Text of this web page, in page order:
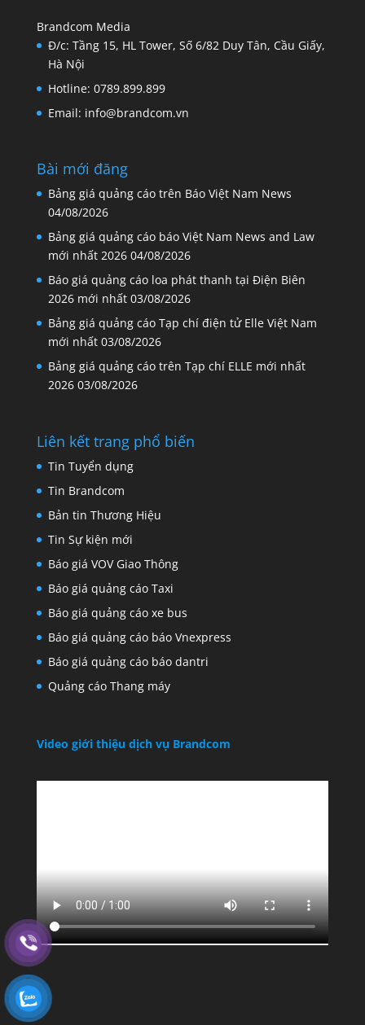
Brandcom Media
Đ/c: Tầng 15, HL Tower, Số 6/82 Duy Tân, Cầu Giấy,
Hà Nội
Hotline: 0789.899.899
Email: info@brandcom.vn
Bài mới đăng
Bảng giá quảng cáo trên Báo Việt Nam News
04/08/2026
Bảng giá quảng cáo báo Việt Nam News and Law
mới nhất 2026 04/08/2026
Báo giá quảng cáo loa phát thanh tại Điện Biên
2026 mới nhất 03/08/2026
Bảng giá quảng cáo Tạp chí điện tử Elle Việt Nam
mới nhất 03/08/2026
Bảng giá quảng cáo trên Tạp chí ELLE mới nhất
2026 03/08/2026
Liên kết trang phổ biến
Tin Tuyển dụng
Tin Brandcom
Bản tin Thương Hiệu
Tin Sự kiện mới
Báo giá VOV Giao Thông
Báo giá quảng cáo Taxi
Báo giá quảng cáo xe bus
Báo giá quảng cáo báo Vnexpress
Báo giá quảng cáo báo dantri
Quảng cáo Thang máy
Video giới thiệu dịch vụ Brandcom